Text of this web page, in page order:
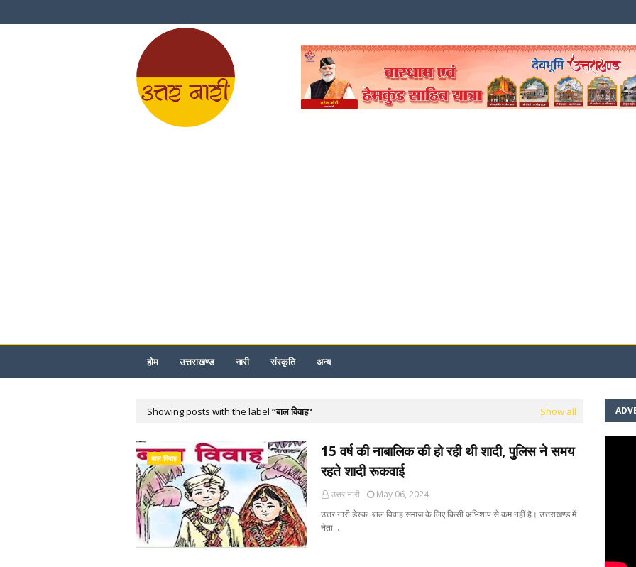
होम उत्तराखण्ड नारी संस्कृति अन्य
Showing posts with the label बाल विवाह Show all
बाल विवाह
15 वर्ष की नाबालिक की हो रही थी शादी, पुलिस ने समय
रहते शादी रूकवाई
उत्तर नारी
May 06, 2024
उत्तर नारी डेस्क बाल विवाह समाज के लिए किसी अभिशाप से कम नहीं है। उत्तराखण्ड में
नेता…